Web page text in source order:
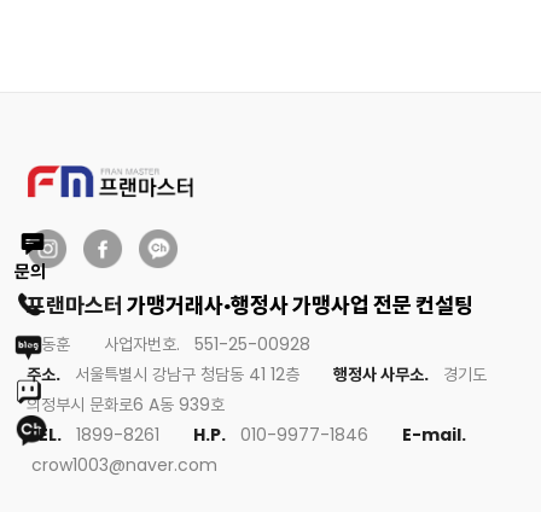
문의
프랜마스터가맹거래사∙행정사 가맹사업 전문 컨설팅
강동훈 사업자번호.
551-25-00928
주소.
서울특별시 강남구 청담동 41 12층 행정사 사무소.
경기도
의정부시 문화로6 A동 939호
TEL. 1899-8261 H.P. 010-9977-1846 E-mail.
crow1003@naver.com